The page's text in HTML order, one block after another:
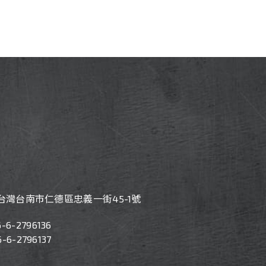
灣台南市仁德區忠義一街45-1號
6-2796136
6-2796137